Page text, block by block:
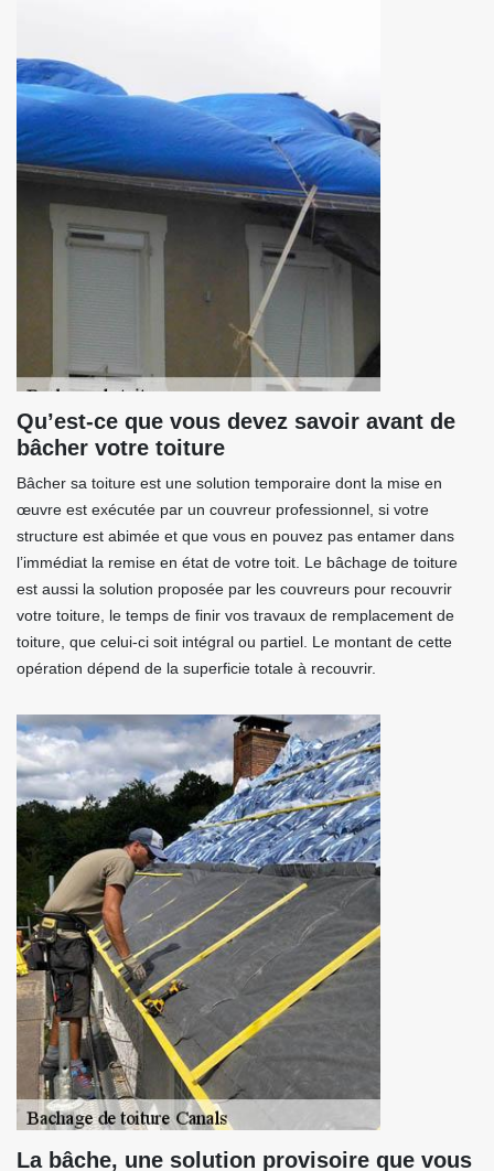
Qu’est-ce que vous devez savoir avant de
bâcher votre toiture
Bâcher sa toiture est une solution temporaire dont la mise en
œuvre est exécutée par un couvreur professionnel, si votre
structure est abimée et que vous en pouvez pas entamer dans
l’immédiat la remise en état de votre toit. Le bâchage de toiture
est aussi la solution proposée par les couvreurs pour recouvrir
votre toiture, le temps de finir vos travaux de remplacement de
toiture, que celui-ci soit intégral ou partiel. Le montant de cette
opération dépend de la superficie totale à recouvrir.
La bâche, une solution provisoire que vous